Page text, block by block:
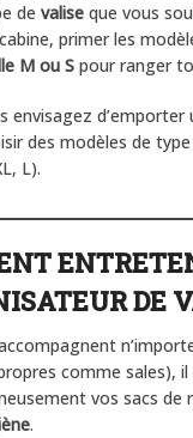
devalise que vous
primer les
M ou S pour ranger
envisagez d’emporter
des modèles de
L).
DE
comme sales),
vos sacs de
.